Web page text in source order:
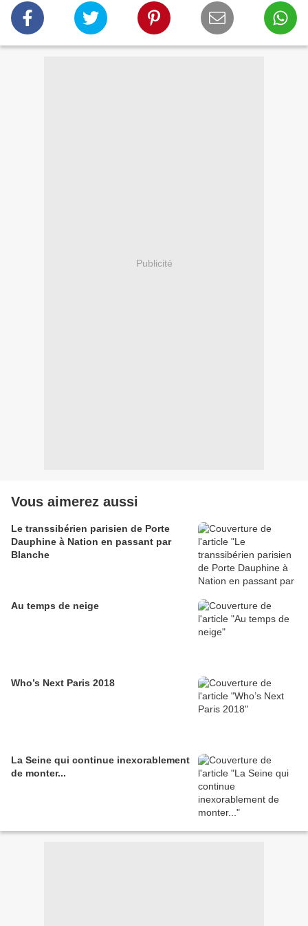
Publicité
Vous aimerez aussi
Le transsibérien parisien de Porte
Dauphine à Nation en passant par
Blanche
Au temps de neige
Who’s Next Paris 2018
La Seine qui continue inexorablement
de monter...